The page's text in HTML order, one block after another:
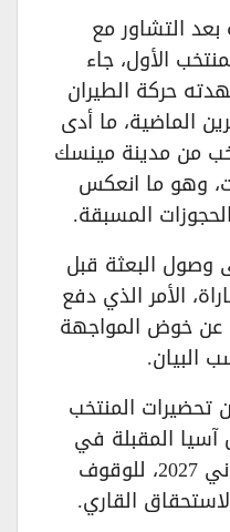
التشاور مع
الأول، جاء
حركة الطيران
الماضية، ما أدى
من مدينة مينسك
وهو ما انعكس
المسبقة.
وصول البعثة قبل
الأمر الذي دفع
عن خوض المواجهة
البيان.
تحضيرات المنتخب
المقبلة في
السعودية يوم 7 كانون الثاني 2027، للوقوف
القاري.